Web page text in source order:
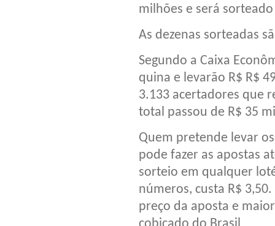
milhões e será
As dezenas sorteadas
Segundo a Caixa
quina e levarão R$ R$
3.133 acertadores que
total passou de R$ 35
Quem pretende levar
pode fazer as apostas
sorteio em qualquer
números, custa R$
preço da aposta e